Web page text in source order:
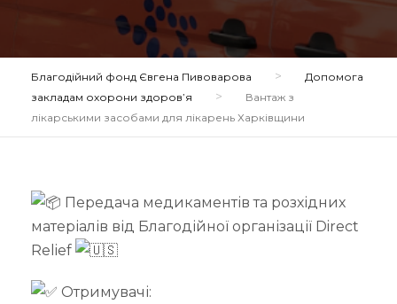
Благодійний фонд Євгена Пивоварова >
Допомога
закладам охорони здоров’я
>
Вантаж з
лікарськими засобами для лікарень Харківщини
Передача медикаментів та розхідних
матеріалів від Благодійної організації Direct
Relief
Отримувачі: